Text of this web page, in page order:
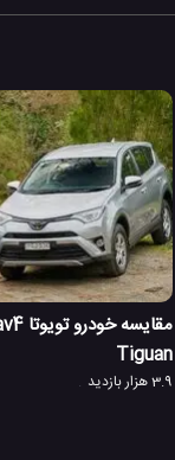
Tiguan
3.9 هزار بازدید